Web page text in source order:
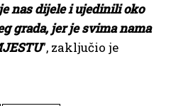
nas dijele i ujedinili oko
grada, jer je svima nama
”, zaključio je